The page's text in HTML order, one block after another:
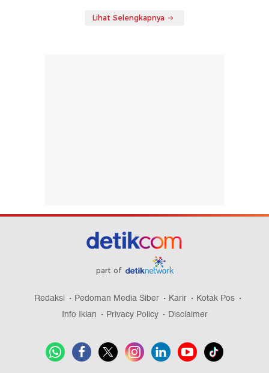
Lihat Selengkapnya
part of
Redaksi Pedoman Media Siber Karir
Kotak Pos
Info Iklan
Privacy Policy Disclaimer